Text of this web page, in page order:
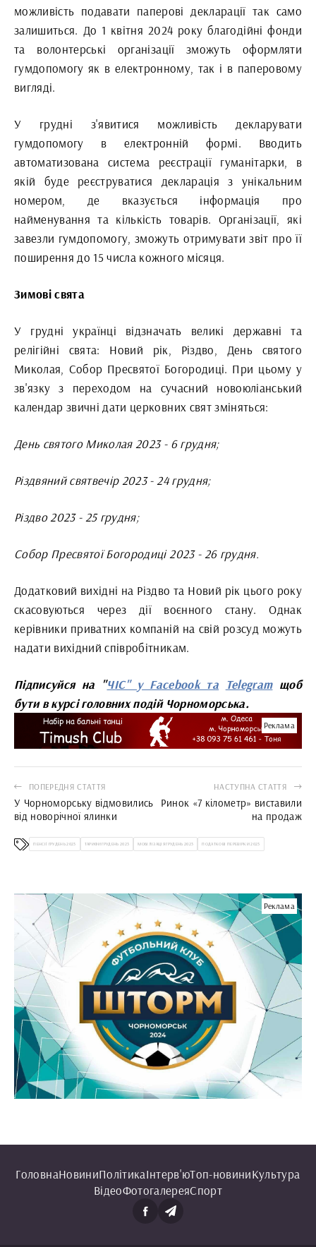
можливість подавати паперові декларації так само
залишиться. До 1 квітня 2024 року благодійні фонди
та волонтерські організації зможуть оформляти
гумдопомогу як в електронному, так і в паперовому
вигляді.
У грудні з'явитися можливість декларувати
гумдопомогу в електронній формі. Вводить
автоматизована система реєстрації гуманітарки, в
якій буде реєструватися декларація з унікальним
номером, де вказується інформація про
найменування та кількість товарів. Організації, які
завезли гумдопомогу, зможуть отримувати звіт про її
поширення до 15 числа кожного місяця.
Зимові свята
У грудні українці відзначать великі державні та
релігійні свята: Новий рік, Різдво, День святого
Миколая, Собор Пресвятої Богородиці. При цьому у
зв'язку з переходом на сучасний новоюліанський
календар звичні дати церковних свят зміняться:
День святого Миколая 2023 - 6 грудня;
Різдвяний святвечір 2023 - 24 грудня;
Різдво 2023 - 25 грудня;
Собор Пресвятої Богородиці 2023 - 26 грудня.
Додатковий вихідні на Різдво та Новий рік цього року
скасовуються через дії воєнного стану. Однак
керівники приватних компаній на свій розсуд можуть
надати вихідний співробітникам.
Підписуйся на "ЧІС" у Facebook та Telegramщоб
бути в курсі головних подій Чорноморська.
Реклама
ПОПЕРЕДНЯ СТАТТЯ
У Чорноморську відмовились
від новорічної ялинки
НАСТУПНА СТАТТЯ
Ринок «7 кілометр» виставили
на продаж
ПЕНСІЇ ГРУДЕНЬ 2023 ТАРИФИ ГРУДЕНЬ 2023 МОБІЛІЗАЦІЯ ГРУДЕНЬ 2023 ПОДАТКОВІ ПЕРЕВІРКИ 2023
Реклама
ГоловнаНовиниПолітикаІнтерв'юТоп-новиниКультура
ВідеоФотогалереяСпорт